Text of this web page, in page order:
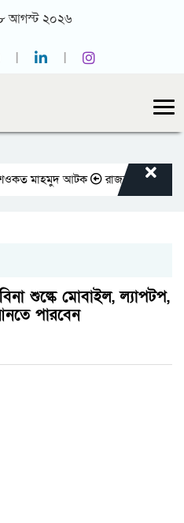
আগস্ট ২০২৬
মাহমুদ আটক রাজবাড়ীতে বীর
শুল্কে মোবাইল, ল্যাপটপ,
পারবেন